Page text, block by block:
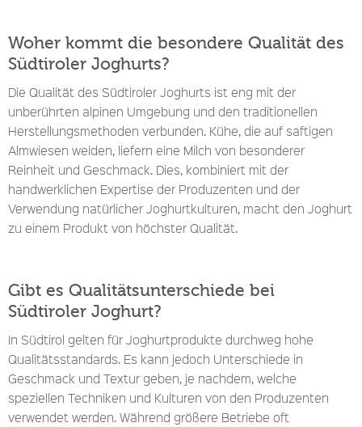
Woher kommt die besondere Qualität des
Südtiroler Joghurts?
Die Qualität des Südtiroler Joghurts ist eng mit der
unberührten alpinen Umgebung und den traditionellen
Herstellungsmethoden verbunden. Kühe, die auf saftigen
Almwiesen weiden, liefern eine Milch von besonderer
Reinheit und Geschmack. Dies, kombiniert mit der
handwerklichen Expertise der Produzenten und der
Verwendung natürlicher Joghurtkulturen, macht den Joghurt
zu einem Produkt von höchster Qualität.
Gibt es Qualitätsunterschiede bei
Südtiroler Joghurt?
In Südtirol gelten für Joghurtprodukte durchweg hohe
Qualitätsstandards. Es kann jedoch Unterschiede in
Geschmack und Textur geben, je nachdem, welche
speziellen Techniken und Kulturen von den Produzenten
verwendet werden. Während größere Betriebe oft